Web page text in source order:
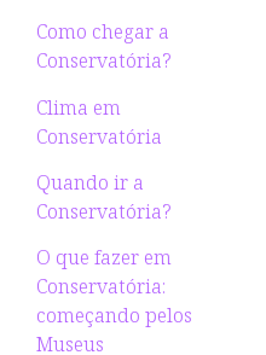
Como chegar a
Conservatória?
Clima em
Conservatória
Quando ir a
Conservatória?
O que fazer em
Conservatória:
começando pelos
Museus